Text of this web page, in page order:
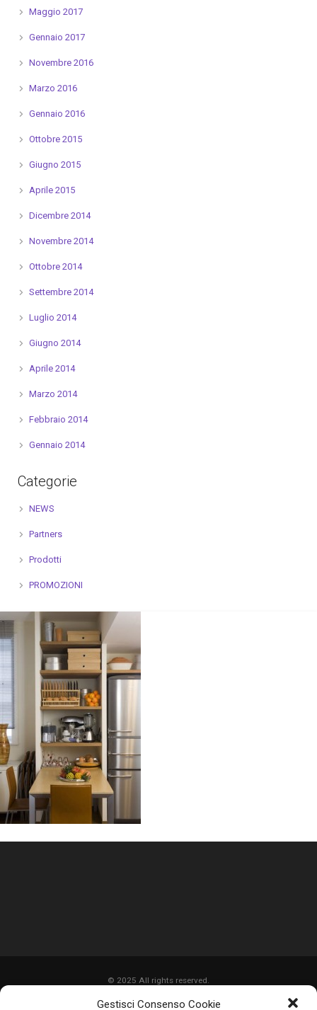
Gestisci Consenso Cookie
Maggio 2017
Gennaio 2017
Novembre 2016
Marzo 2016
Gennaio 2016
Ottobre 2015
Giugno 2015
Aprile 2015
Dicembre 2014
Novembre 2014
Ottobre 2014
Settembre 2014
Luglio 2014
Giugno 2014
Aprile 2014
Marzo 2014
Febbraio 2014
Gennaio 2014
Categorie
NEWS
Partners
Prodotti
PROMOZIONI
© 2025 All rights reserved.